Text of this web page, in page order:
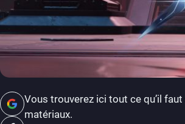
Vous trouverez ici tout ce qu’il
matériaux.